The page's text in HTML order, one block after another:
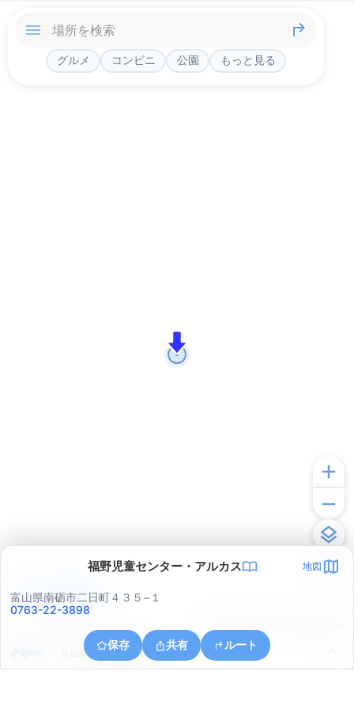
グルメ コンビニ 公園 もっと見る
福野児童センター・アルカス 地図
富山県南砺市二日町４３５−１
0763-22-3898
保存 共有 ルート
富山県小矢部市興法寺
アプリで見る